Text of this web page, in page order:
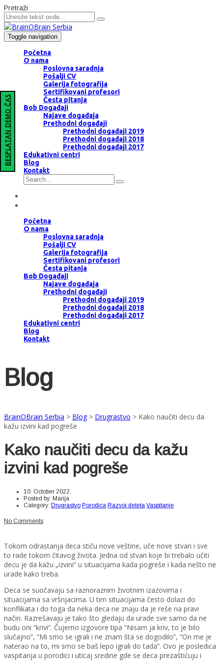
BESPLATAN DEMO ČAS
Pretraži
Toggle navigation
Početna
O nama
Poslovna saradnja
Pošalji CV
Galerija fotografija
Sertifikovani profesori
Česta pitanja
Bob Događaji
Najave događaja
Prethodni događaji
Prethodni događaji 2019
Prethodni događaji 2018
Prethodni događaji 2017
Edukativni centri
Blog
Kontakt
Početna
O nama
Poslovna saradnja
Pošalji CV
Galerija fotografija
Sertifikovani profesori
Česta pitanja
Bob Događaji
Najave događaja
Prethodni događaji
Prethodni događaji 2019
Prethodni događaji 2018
Prethodni događaji 2017
Edukativni centri
Blog
Kontakt
Blog
BrainOBrain Serbia > Blog> Drugrastvo > Kako naučiti decu da
kažu izvini kad pogreše
Kako naučiti decu da kažu
izvini kad pogreše
10. October 2022.
Posted by: Marija
Category: Drugrastvo Porodica Razvoj deteta Vaspitanje
No Comments
Tokom odrastanja deca stiču nove veštine, uče nove stvari i sve
to rade tokom čitavog života. Jedna od stvari koje bi trebalo učiti
decu je da kažu „izvini“ u situacijama kada pogreše i kada nešto ne
urade kako treba.
Deca se suočavaju sa raznoraznim životnim izazovima i
situacijama sa vršnjacima. U tim situacijama često dolazi do
konflikata i do toga da neka deca ne znaju da je reše na pravi
način. Razrešavaju je tako što gledaju da urade sve samo da ne
budu oni “krivi”. Čujemo izgovore tipa “Nisam ja kriv, to je bilo
slučajno”, “Mi smo se igrali i ne znam šta se dogodilo”, “On me je
naterao na to, mi smo se baš lepo igrali do tada”. Ovo je posledica
vaspitanja u porodici i uticaj sredine gde se deca prezaštićuju i